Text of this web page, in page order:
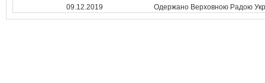
09.12.2019
Одержано Верховною Радою